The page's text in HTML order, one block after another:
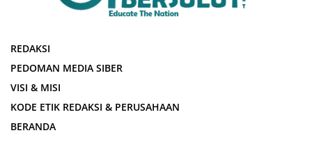
REDAKSI
PEDOMAN MEDIA SIBER
VISI & MISI
KODE ETIK REDAKSI & PERUSAHAAN
BERANDA